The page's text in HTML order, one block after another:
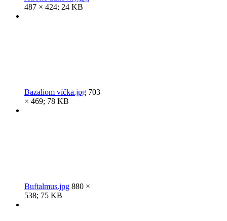
487 × 424; 24 KB
Bazaliom víčka.jpg 703
× 469; 78 KB
Buftalmus.jpg 880 ×
538; 75 KB